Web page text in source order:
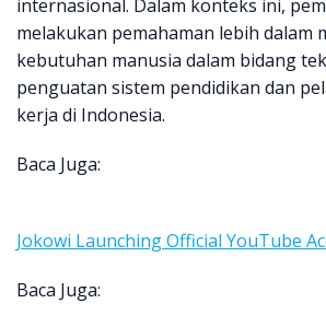
internasional. Dalam konteks ini,
melakukan pemahaman lebih dalam
kebutuhan manusia dalam bidang
penguatan sistem pendidikan dan
kerja di Indonesia.
Baca Juga:
Jokowi Launching Official YouTube
Baca Juga: